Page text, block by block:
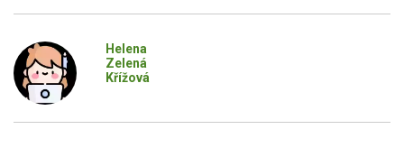
Helena
Zelená
Křížová